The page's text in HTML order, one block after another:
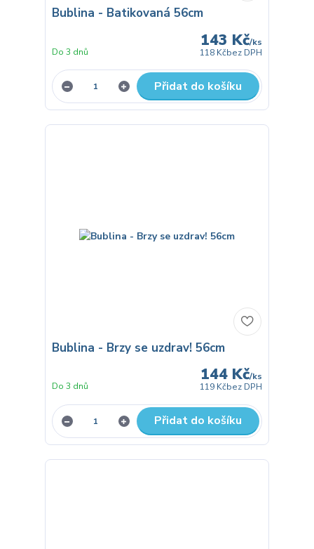
Bublina - Batikovaná 56cm
143 Kč/ks
118 Kčbez DPH
Do 3 dnů
Přidat do košíku
Bublina - Brzy se uzdrav! 56cm
144 Kč/ks
119 Kčbez DPH
Do 3 dnů
Přidat do košíku